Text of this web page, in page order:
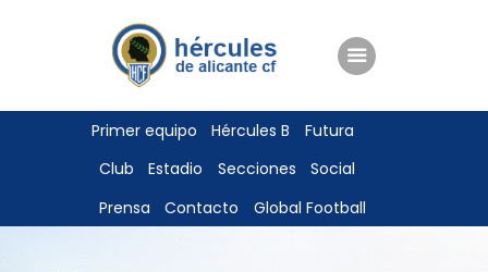
Primer equipo Hércules B
Futura
Club
Estadio Secciones
Social
Prensa
Contacto Global Football
ENTRADAS
TIENDA
HÉRCULESCF100